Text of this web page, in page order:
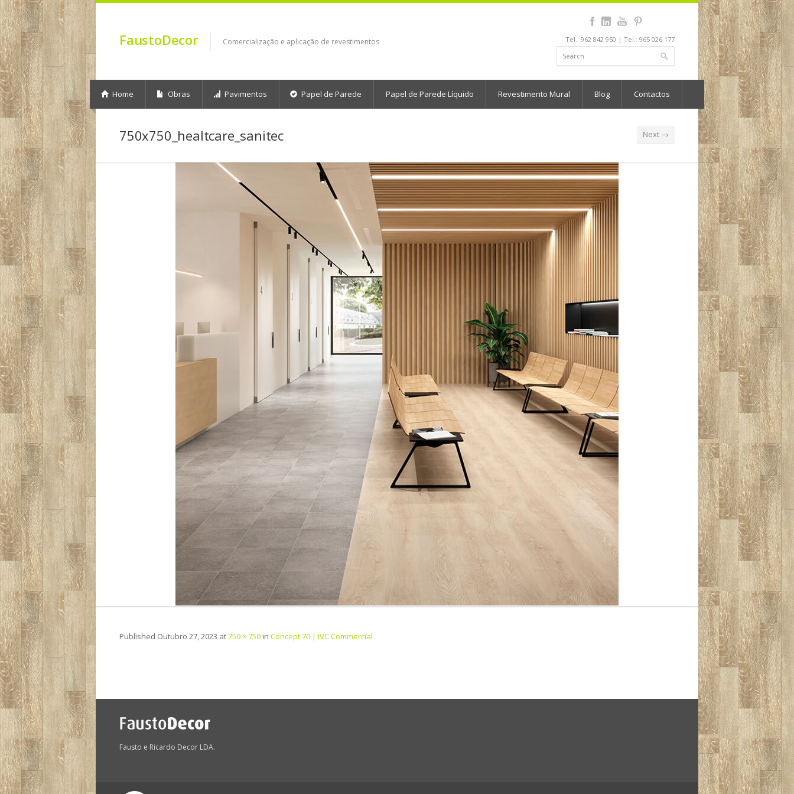
FaustoDecor Comercialização e aplicação de revestimentos Tel.: 962 842 950 | Tel.: 965 026 177
Home Obras Pavimentos Papel de Parede Papel de Parede Líquido Revestimento Mural Blog Contactos
750x750_healtcare_sanitec Next →
Published Outubro 27, 2023 at750 × 750 in Concept 70 | IVC Commercial
Fausto e Ricardo Decor LDA.